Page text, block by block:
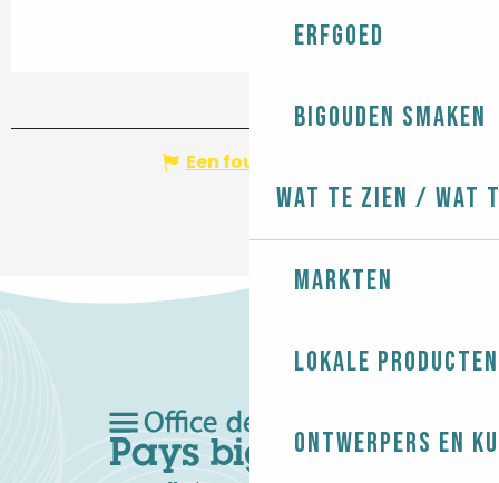
Erfgoed
Bigouden smaken
Wat te zien / Wat
Markten
Lokale producten
Ontwerpers en
Een fout melden